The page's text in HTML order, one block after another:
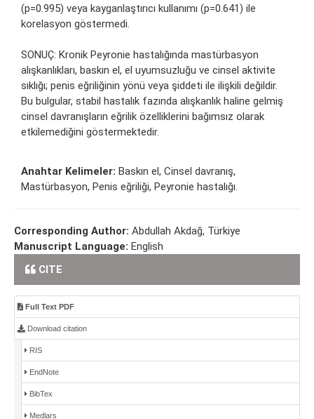
(p=0.995) veya kayganlaştırıcı kullanımı (p=0.641) ile
korelasyon göstermedi.
SONUÇ: Kronik Peyronie hastalığında mastürbasyon
alışkanlıkları, baskın el, el uyumsuzluğu ve cinsel aktivite
sıklığı; penis eğriliğinin yönü veya şiddeti ile ilişkili değildir.
Bu bulgular, stabil hastalık fazında alışkanlık haline gelmiş
cinsel davranışların eğrilik özelliklerini bağımsız olarak
etkilemediğini göstermektedir.
Anahtar Kelimeler: Baskın el, Cinsel davranış,
Mastürbasyon, Penis eğriliği, Peyronie hastalığı.
Corresponding Author: Abdullah Akdağ, Türkiye
Manuscript Language: English
CITE
Full Text PDF
Download citation
RIS
EndNote
BibTex
Medlars